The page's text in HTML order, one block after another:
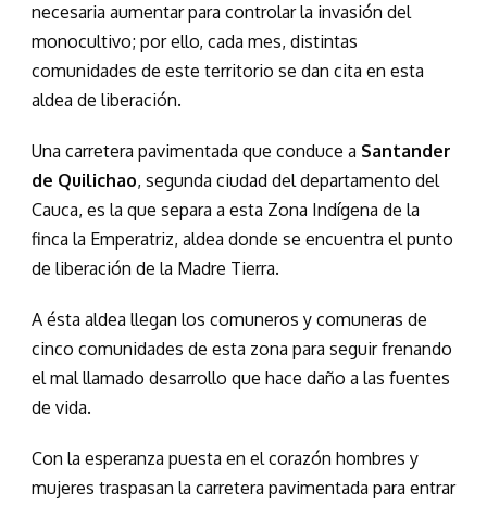
necesaria aumentar para controlar la invasión del
monocultivo; por ello, cada mes, distintas
comunidades de este territorio se dan cita en esta
aldea de liberación.
Una carretera pavimentada que conduce a Santander
de Quilichao, segunda ciudad del departamento del
Cauca, es la que separa a esta Zona Indígena de la
finca la Emperatriz, aldea donde se encuentra el punto
de liberación de la Madre Tierra.
A ésta aldea llegan los comuneros y comuneras de
cinco comunidades de esta zona para seguir frenando
el mal llamado desarrollo que hace daño a las fuentes
de vida.
Con la esperanza puesta en el corazón hombres y
mujeres traspasan la carretera pavimentada para entrar